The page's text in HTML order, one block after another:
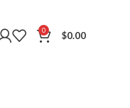
0 $0.00